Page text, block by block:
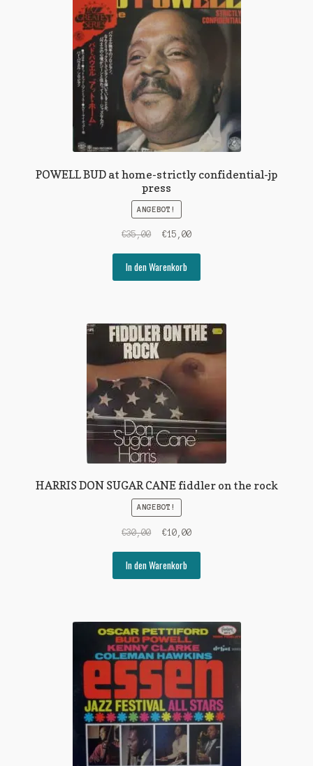
POWELL BUD at home-strictly confidential-jp
press
ANGEBOT!
€35,00
Ursprünglicher
war:
€35,00
€15,00Aktueller
€15,00.
In den Warenkorb
HARRIS DON SUGAR CANE fiddler on the rock
ANGEBOT!
€30,00
Ursprünglicher
war:
€30,00
€10,00Aktueller
€10,00.
In den Warenkorb